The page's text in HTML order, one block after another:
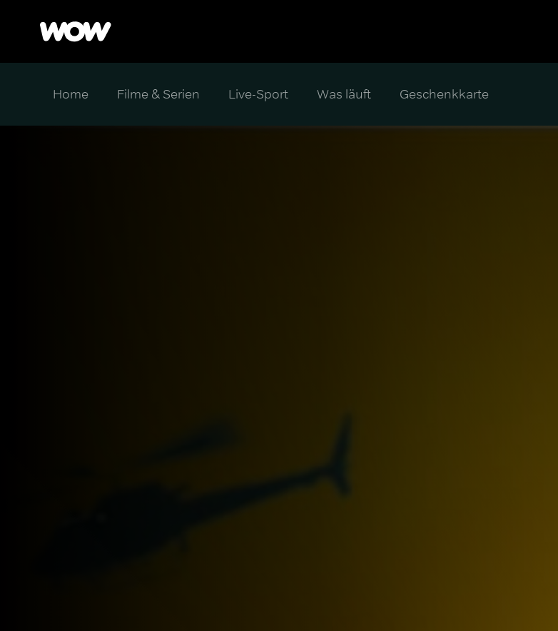
Home Filme & Serien Live-Sport Was läuft Geschenkkarte